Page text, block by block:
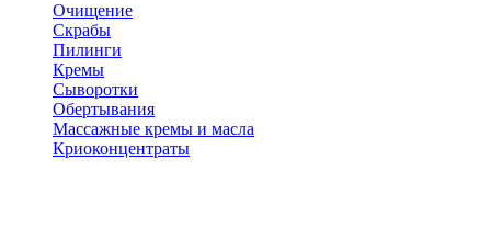
Очищение
Скрабы
Пилинги
Кремы
Сыворотки
Обертывания
Массажные кремы и масла
Криоконцентраты